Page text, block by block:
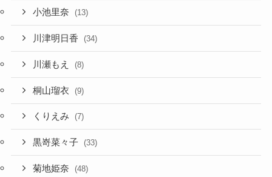
小池里奈 (13)
川津明日香 (34)
川瀬もえ (8)
桐山瑠衣 (9)
くりえみ (7)
黒嵜菜々子 (33)
菊地姫奈 (48)